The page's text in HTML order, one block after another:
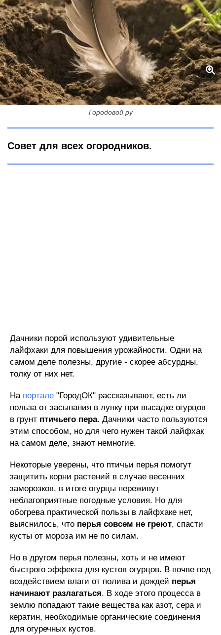
Бросаю горсть перьев в лунку огурцов: Для чего так делаю -
совсем не для обогрева
Городовой ру
Совет для всех огородников.
Дачники порой используют удивительные
лайфхаки для повышения урожайности. Одни на
самом деле полезны, другие - скорее абсурдны,
толку от них нет.
На портале "ГородОК" рассказывают, есть ли
польза от засыпания в лунку при высадке огурцов
в грунт птичьего пера. Дачники часто пользуются
этим способом, но для чего нужен такой лайфхак
на самом деле, знают немногие.
Некоторые уверены, что птичьи перья помогут
защитить корни растений в случае весенних
заморозков, в итоге огурцы переживут
неблагоприятные погодные условия. Но для
обогрева практической пользы в лайфхаке нет,
выяснилось, что перья совсем не греют, спасти
кусты от мороза им не по силам.
Но в другом перья полезны, хоть и не имеют
быстрого эффекта для кустов огурцов. В почве под
воздействием влаги от полива и дождей перья
начинают разлагаться. В ходе этого процесса в
землю попадают такие вещества как азот, сера и
кератин, необходимые органические соединения
для огуречных кустов.